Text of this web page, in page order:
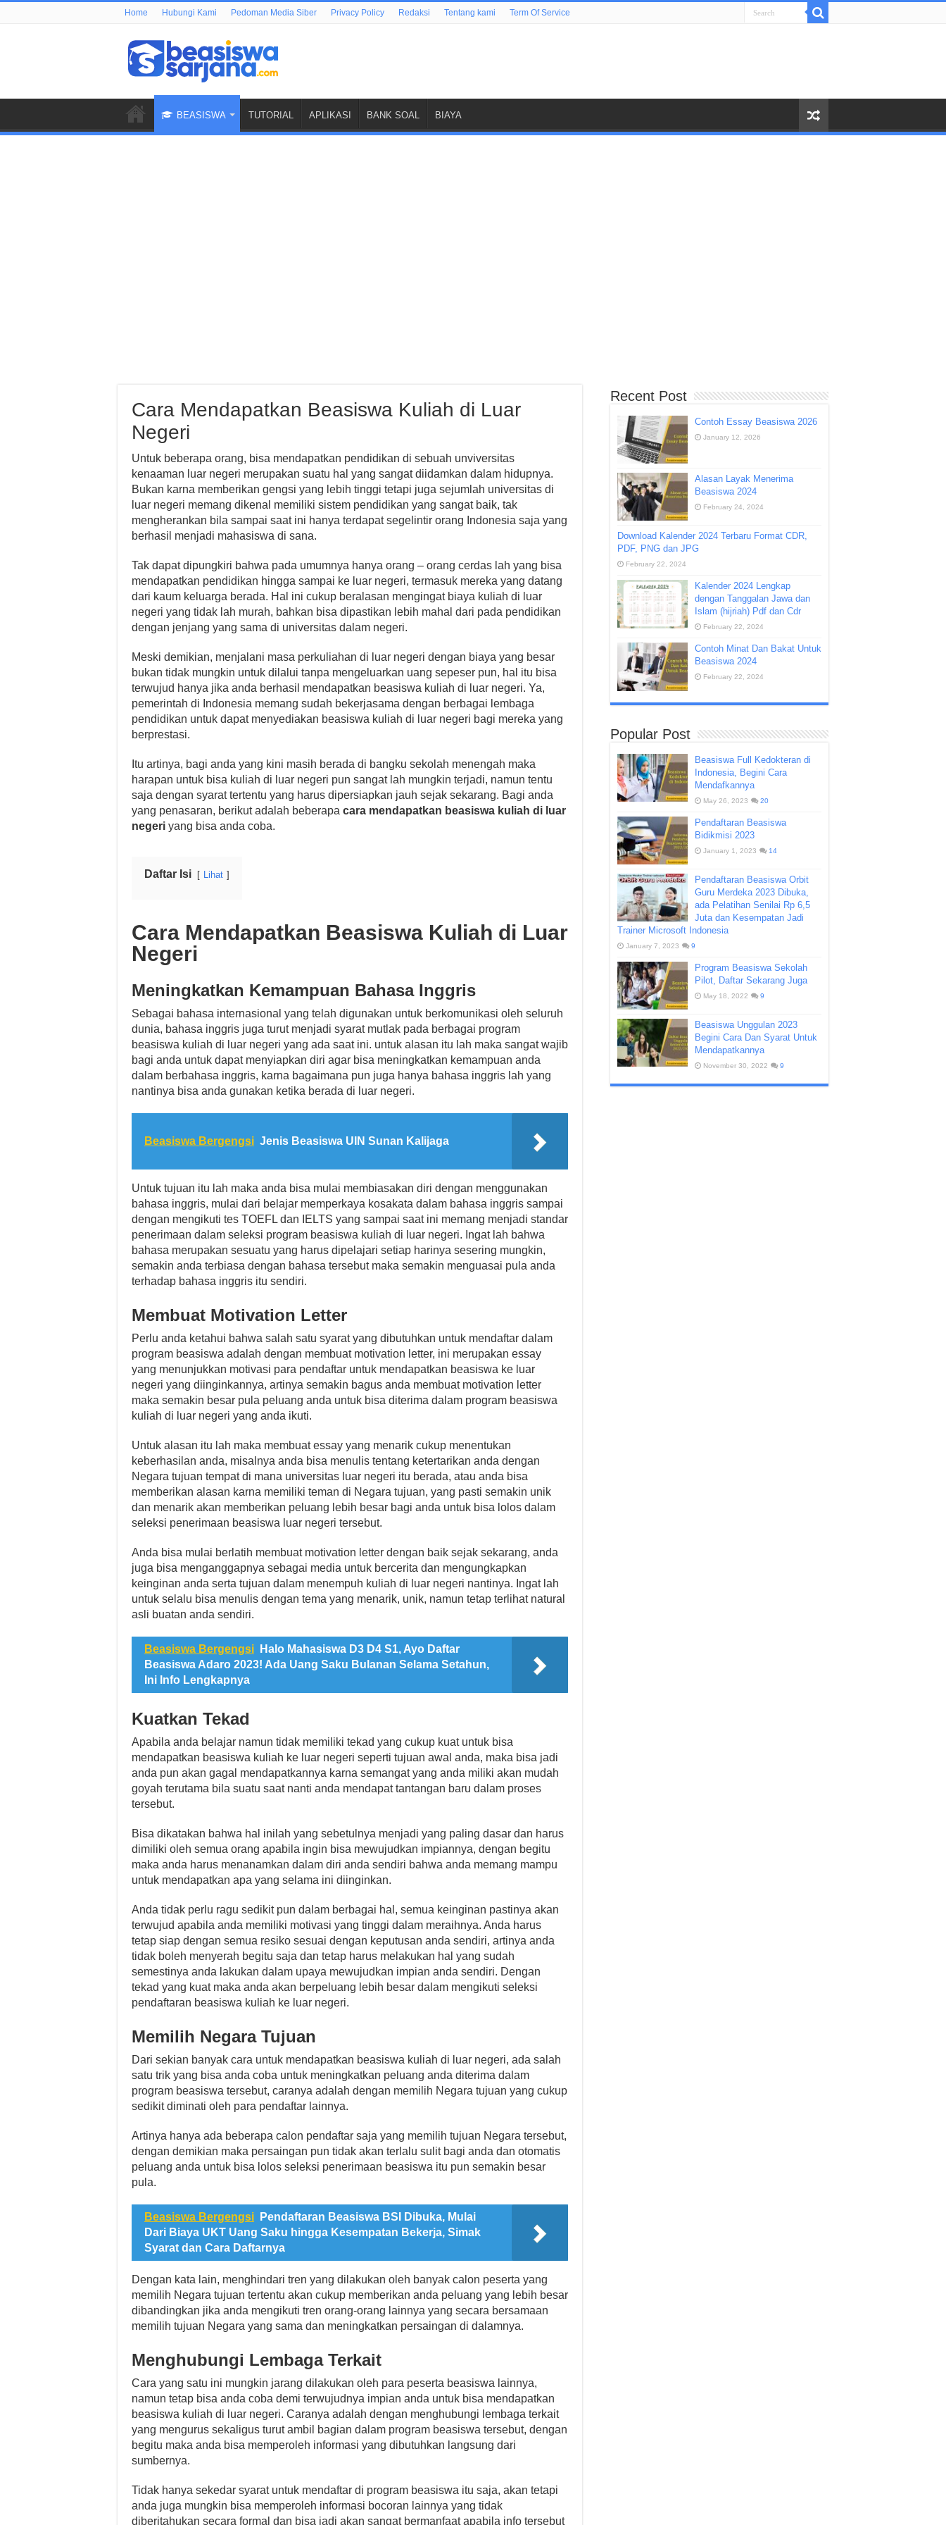
Home Hubungi Kami Pedoman Media Siber Privacy Policy Redaksi Tentang kami Term Of Service
BEASISWA TUTORIAL APLIKASI BANK SOAL BIAYA
Cara Mendapatkan Beasiswa Kuliah di Luar
Negeri
Untuk beberapa orang, bisa mendapatkan pendidikan di sebuah unviversitas
kenaaman luar negeri merupakan suatu hal yang sangat diidamkan dalam hidupnya.
Bukan karna memberikan gengsi yang lebih tinggi tetapi juga sejumlah universitas di
luar negeri memang dikenal memiliki sistem pendidikan yang sangat baik, tak
mengherankan bila sampai saat ini hanya terdapat segelintir orang Indonesia saja yang
berhasil menjadi mahasiswa di sana.
Tak dapat dipungkiri bahwa pada umumnya hanya orang – orang cerdas lah yang bisa
mendapatkan pendidikan hingga sampai ke luar negeri, termasuk mereka yang datang
dari kaum keluarga berada. Hal ini cukup beralasan mengingat biaya kuliah di luar
negeri yang tidak lah murah, bahkan bisa dipastikan lebih mahal dari pada pendidikan
dengan jenjang yang sama di universitas dalam negeri.
Meski demikian, menjalani masa perkuliahan di luar negeri dengan biaya yang besar
bukan tidak mungkin untuk dilalui tanpa mengeluarkan uang sepeser pun, hal itu bisa
terwujud hanya jika anda berhasil mendapatkan beasiswa kuliah di luar negeri. Ya,
pemerintah di Indonesia memang sudah bekerjasama dengan berbagai lembaga
pendidikan untuk dapat menyediakan beasiswa kuliah di luar negeri bagi mereka yang
berprestasi.
Itu artinya, bagi anda yang kini masih berada di bangku sekolah menengah maka
harapan untuk bisa kuliah di luar negeri pun sangat lah mungkin terjadi, namun tentu
saja dengan syarat tertentu yang harus dipersiapkan jauh sejak sekarang. Bagi anda
yang penasaran, berikut adalah beberapa cara mendapatkan beasiswa kuliah di luar
negeri yang bisa anda coba.
Daftar Isi Lihat
Cara Mendapatkan Beasiswa Kuliah di Luar
Negeri
Meningkatkan Kemampuan Bahasa Inggris
Sebagai bahasa internasional yang telah digunakan untuk berkomunikasi oleh seluruh
dunia, bahasa inggris juga turut menjadi syarat mutlak pada berbagai program
beasiswa kuliah di luar negeri yang ada saat ini. untuk alasan itu lah maka sangat wajib
bagi anda untuk dapat menyiapkan diri agar bisa meningkatkan kemampuan anda
dalam berbahasa inggris, karna bagaimana pun juga hanya bahasa inggris lah yang
nantinya bisa anda gunakan ketika berada di luar negeri.
Beasiswa Bergengsi Jenis Beasiswa UIN Sunan Kalijaga
Untuk tujuan itu lah maka anda bisa mulai membiasakan diri dengan menggunakan
bahasa inggris, mulai dari belajar memperkaya kosakata dalam bahasa inggris sampai
dengan mengikuti tes TOEFL dan IELTS yang sampai saat ini memang menjadi standar
penerimaan dalam seleksi program beasiswa kuliah di luar negeri. Ingat lah bahwa
bahasa merupakan sesuatu yang harus dipelajari setiap harinya sesering mungkin,
semakin anda terbiasa dengan bahasa tersebut maka semakin menguasai pula anda
terhadap bahasa inggris itu sendiri.
Membuat Motivation Letter
Perlu anda ketahui bahwa salah satu syarat yang dibutuhkan untuk mendaftar dalam
program beasiswa adalah dengan membuat motivation letter, ini merupakan essay
yang menunjukkan motivasi para pendaftar untuk mendapatkan beasiswa ke luar
negeri yang diinginkannya, artinya semakin bagus anda membuat motivation letter
maka semakin besar pula peluang anda untuk bisa diterima dalam program beasiswa
kuliah di luar negeri yang anda ikuti.
Untuk alasan itu lah maka membuat essay yang menarik cukup menentukan
keberhasilan anda, misalnya anda bisa menulis tentang ketertarikan anda dengan
Negara tujuan tempat di mana universitas luar negeri itu berada, atau anda bisa
memberikan alasan karna memiliki teman di Negara tujuan, yang pasti semakin unik
dan menarik akan memberikan peluang lebih besar bagi anda untuk bisa lolos dalam
seleksi penerimaan beasiswa luar negeri tersebut.
Anda bisa mulai berlatih membuat motivation letter dengan baik sejak sekarang, anda
juga bisa menganggapnya sebagai media untuk bercerita dan mengungkapkan
keinginan anda serta tujuan dalam menempuh kuliah di luar negeri nantinya. Ingat lah
untuk selalu bisa menulis dengan tema yang menarik, unik, namun tetap terlihat natural
asli buatan anda sendiri.
Beasiswa Bergengsi
Halo Mahasiswa D3 D4 S1, Ayo Daftar
Beasiswa Adaro 2023! Ada Uang Saku Bulanan Selama Setahun,
Ini Info Lengkapnya
Kuatkan Tekad
Apabila anda belajar namun tidak memiliki tekad yang cukup kuat untuk bisa
mendapatkan beasiswa kuliah ke luar negeri seperti tujuan awal anda, maka bisa jadi
anda pun akan gagal mendapatkannya karna semangat yang anda miliki akan mudah
goyah terutama bila suatu saat nanti anda mendapat tantangan baru dalam proses
tersebut.
Bisa dikatakan bahwa hal inilah yang sebetulnya menjadi yang paling dasar dan harus
dimiliki oleh semua orang apabila ingin bisa mewujudkan impiannya, dengan begitu
maka anda harus menanamkan dalam diri anda sendiri bahwa anda memang mampu
untuk mendapatkan apa yang selama ini diinginkan.
Anda tidak perlu ragu sedikit pun dalam berbagai hal, semua keinginan pastinya akan
terwujud apabila anda memiliki motivasi yang tinggi dalam meraihnya. Anda harus
tetap siap dengan semua resiko sesuai dengan keputusan anda sendiri, artinya anda
tidak boleh menyerah begitu saja dan tetap harus melakukan hal yang sudah
semestinya anda lakukan dalam upaya mewujudkan impian anda sendiri. Dengan
tekad yang kuat maka anda akan berpeluang lebih besar dalam mengikuti seleksi
pendaftaran beasiswa kuliah ke luar negeri.
Memilih Negara Tujuan
Dari sekian banyak cara untuk mendapatkan beasiswa kuliah di luar negeri, ada salah
satu trik yang bisa anda coba untuk meningkatkan peluang anda diterima dalam
program beasiswa tersebut, caranya adalah dengan memilih Negara tujuan yang cukup
sedikit diminati oleh para pendaftar lainnya.
Artinya hanya ada beberapa calon pendaftar saja yang memilih tujuan Negara tersebut,
dengan demikian maka persaingan pun tidak akan terlalu sulit bagi anda dan otomatis
peluang anda untuk bisa lolos seleksi penerimaan beasiswa itu pun semakin besar
pula.
Beasiswa Bergengsi
Pendaftaran Beasiswa BSI Dibuka, Mulai
Dari Biaya UKT Uang Saku hingga Kesempatan Bekerja, Simak
Syarat dan Cara Daftarnya
Dengan kata lain, menghindari tren yang dilakukan oleh banyak calon peserta yang
memilih Negara tujuan tertentu akan cukup memberikan anda peluang yang lebih besar
dibandingkan jika anda mengikuti tren orang-orang lainnya yang secara bersamaan
memilih tujuan Negara yang sama dan meningkatkan persaingan di dalamnya.
Menghubungi Lembaga Terkait
Cara yang satu ini mungkin jarang dilakukan oleh para peserta beasiswa lainnya,
namun tetap bisa anda coba demi terwujudnya impian anda untuk bisa mendapatkan
beasiswa kuliah di luar negeri. Caranya adalah dengan menghubungi lembaga terkait
yang mengurus sekaligus turut ambil bagian dalam program beasiswa tersebut, dengan
begitu maka anda bisa memperoleh informasi yang dibutuhkan langsung dari
sumbernya.
Tidak hanya sekedar syarat untuk mendaftar di program beasiswa itu saja, akan tetapi
anda juga mungkin bisa memperoleh informasi bocoran lainnya yang tidak
diberitahukan secara formal dan bisa jadi akan sangat bermanfaat apabila info tersebut
Recent Post
Contoh Essay Beasiswa 2026
January 12, 2026
Alasan Layak Menerima
Beasiswa 2024
February 24, 2024
Download Kalender 2024 Terbaru Format CDR,
PDF, PNG dan JPG
February 22, 2024
Kalender 2024 Lengkap
dengan Tanggalan Jawa dan
Islam (hijriah) Pdf dan Cdr
February 22, 2024
Contoh Minat Dan Bakat Untuk
Beasiswa 2024
February 22, 2024
Popular Post
Beasiswa Full Kedokteran di
Indonesia, Begini Cara
Mendafkannya
May 26, 2023 20
Pendaftaran Beasiswa
Bidikmisi 2023
January 1, 2023 14
Pendaftaran Beasiswa Orbit
Guru Merdeka 2023 Dibuka,
ada Pelatihan Senilai Rp 6,5
Juta dan Kesempatan Jadi
Trainer Microsoft Indonesia
January 7, 2023 9
Program Beasiswa Sekolah
Pilot, Daftar Sekarang Juga
May 18, 2022 9
Beasiswa Unggulan 2023
Begini Cara Dan Syarat Untuk
Mendapatkannya
November 30, 2022 9